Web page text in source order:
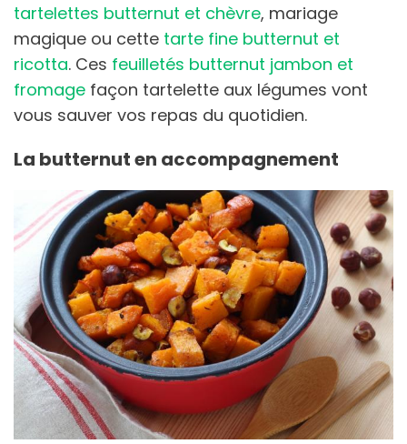
tartelettes butternut et chèvre, mariage
magique ou cette tarte fine butternut et
ricotta. Ces feuilletés butternut jambon et
fromage façon tartelette aux légumes vont
vous sauver vos repas du quotidien.
La butternut en accompagnement